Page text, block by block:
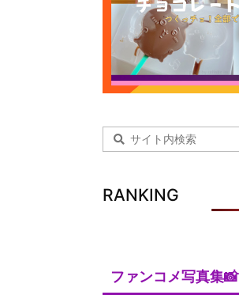
RANKING
ファンコメ写真集📸